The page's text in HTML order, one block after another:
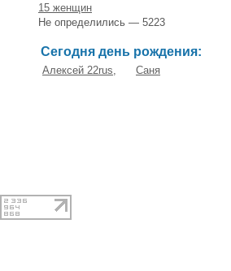
15 женщин
Не определились — 5223
Сегодня день рождения:
Алексей 22rus, Саня